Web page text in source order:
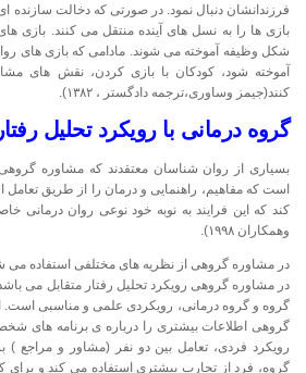
فرزندانشان دنبال نمود. در صورتی که دخالت سازنده ای
بازی ها را به نسل های آینده منتقل می کنند. بازی
شکل وظیفه آموخته می شوند. مادامی که بازی های
آموخته شود، کودکان با بازی کردن، نقش های
کنند(جیمز وساوری،ترجمه دادگستر ، ۱۳۸۲).
گروه درمانی با رویکرد تحلیل
بسیاری از روان شناسان معتقدند که مشاوره
است که مفاهیم، راهنمایی و درمان را از طریق تعامل
کند که این فرایند به نوبه خود نوعی روان درمانی
وهمکاران ۱۹۹۸).
در مشاوره گروهی از نظریه های مختلفی استفاده می
در مشاوره گروهی رویکرد تحلیل رفتار متقابل می
گروه و گروه درمانی، رویکردی علمی و مناسبی است.
گروهی اطلاعات بیشتری را درباره ی برنامه های
رویکرد فردی، تعامل بین دو نفر (مشاور و مراجع )
گروه، فرد از تجارب بیشتری استفاده می کند و